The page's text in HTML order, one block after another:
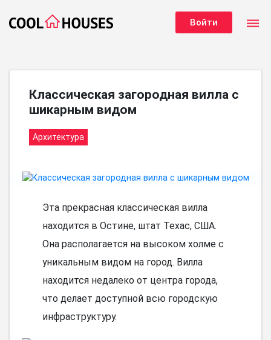
Войти dehaze
Классическая загородная вилла с
шикарным видом
Архитектура
Эта прекрасная классическая вилла
находится в Остине, штат Техас, США.
Она располагается на высоком холме с
уникальным видом на город. Вилла
находится недалеко от центра города,
что делает доступной всю городскую
инфраструктуру.